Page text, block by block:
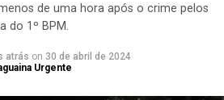
de uma hora após o crime pelos
do 1º BPM.
atrás on 30 de abril de 2024
Urgente